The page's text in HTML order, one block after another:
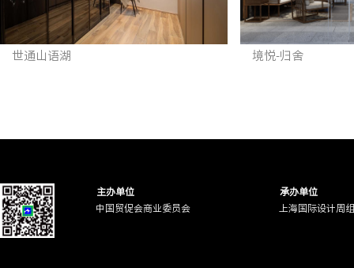
世通山语湖 境悦-归舍
主办单位
承办单位
中国贸促会商业委员会
上海国际设计周